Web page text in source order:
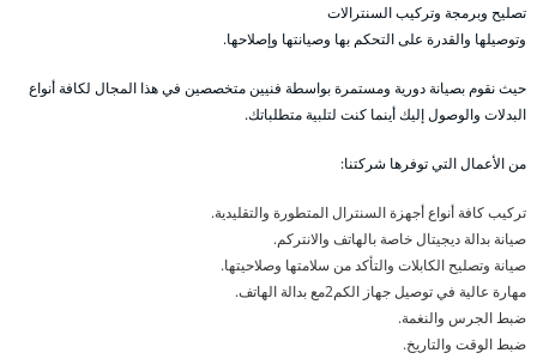
تصليح وبرمجة وتركيب السنترالات
وتوصيلها والقدرة على التحكم بها وصيانتها وإصلاحها.
حيث نقوم بصيانة دورية ومستمرة بواسطة فنيين متخصصين في هذا المجال لكافة أنواع
البدلات والوصول إليك أينما كنت لتلبية متطلباتك.
من الأعمال التي توفرها شركتنا:
تركيب كافة أنواع أجهزة السنترال المتطورة والتقليدية.
صيانة بدالة ديجيتال خاصة بالهاتف والانتركم.
صيانة وتصليح الكابلات والتأكد من سلامتها وصلاحيتها.
مهارة عالية في توصيل جهاز الكم2مع بدالة الهاتف.
ضبط الجرس والنغمة.
ضبط الوقت والتاريخ.